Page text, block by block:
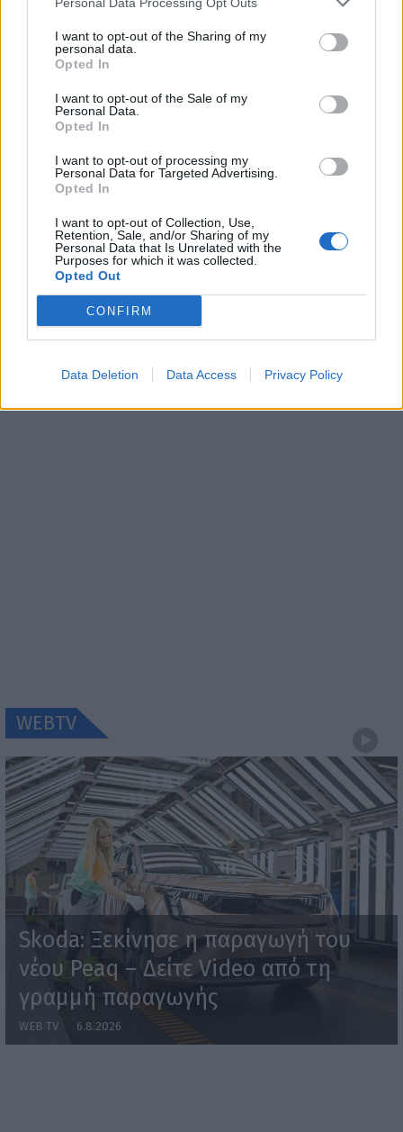
I want to opt-out of the Sharing of my
personal data.
Opted In
I want to opt-out of the Sale of my
Personal Data.
Opted In
I want to opt-out of processing my
Personal Data for Targeted Advertising.
Opted In
I want to opt-out of Collection, Use,
Retention, Sale, and/or Sharing of my
Personal Data that Is Unrelated with the
Purposes for which it was collected.
Opted Out
CONFIRM
Data Deletion Data Access Privacy Policy
ανάβουν!
9.8.2026
Bugatti Destrier: «Γλυπτό» 1.600 ίππων
8.8.2026
Ο Alain Favey αποκλειστικά στα Auto Express /
7.8.2026
Bentley Torcal: Αν και ηλεκτρική, θα ακούγεται
σαν να έχει…
7.8.2026
WEBTV
Skoda: Ξεκίνησε η παραγωγή του
νέου Peaq – Δείτε Video από τη
γραμμή παραγωγής
WEB TV 6.8.2026